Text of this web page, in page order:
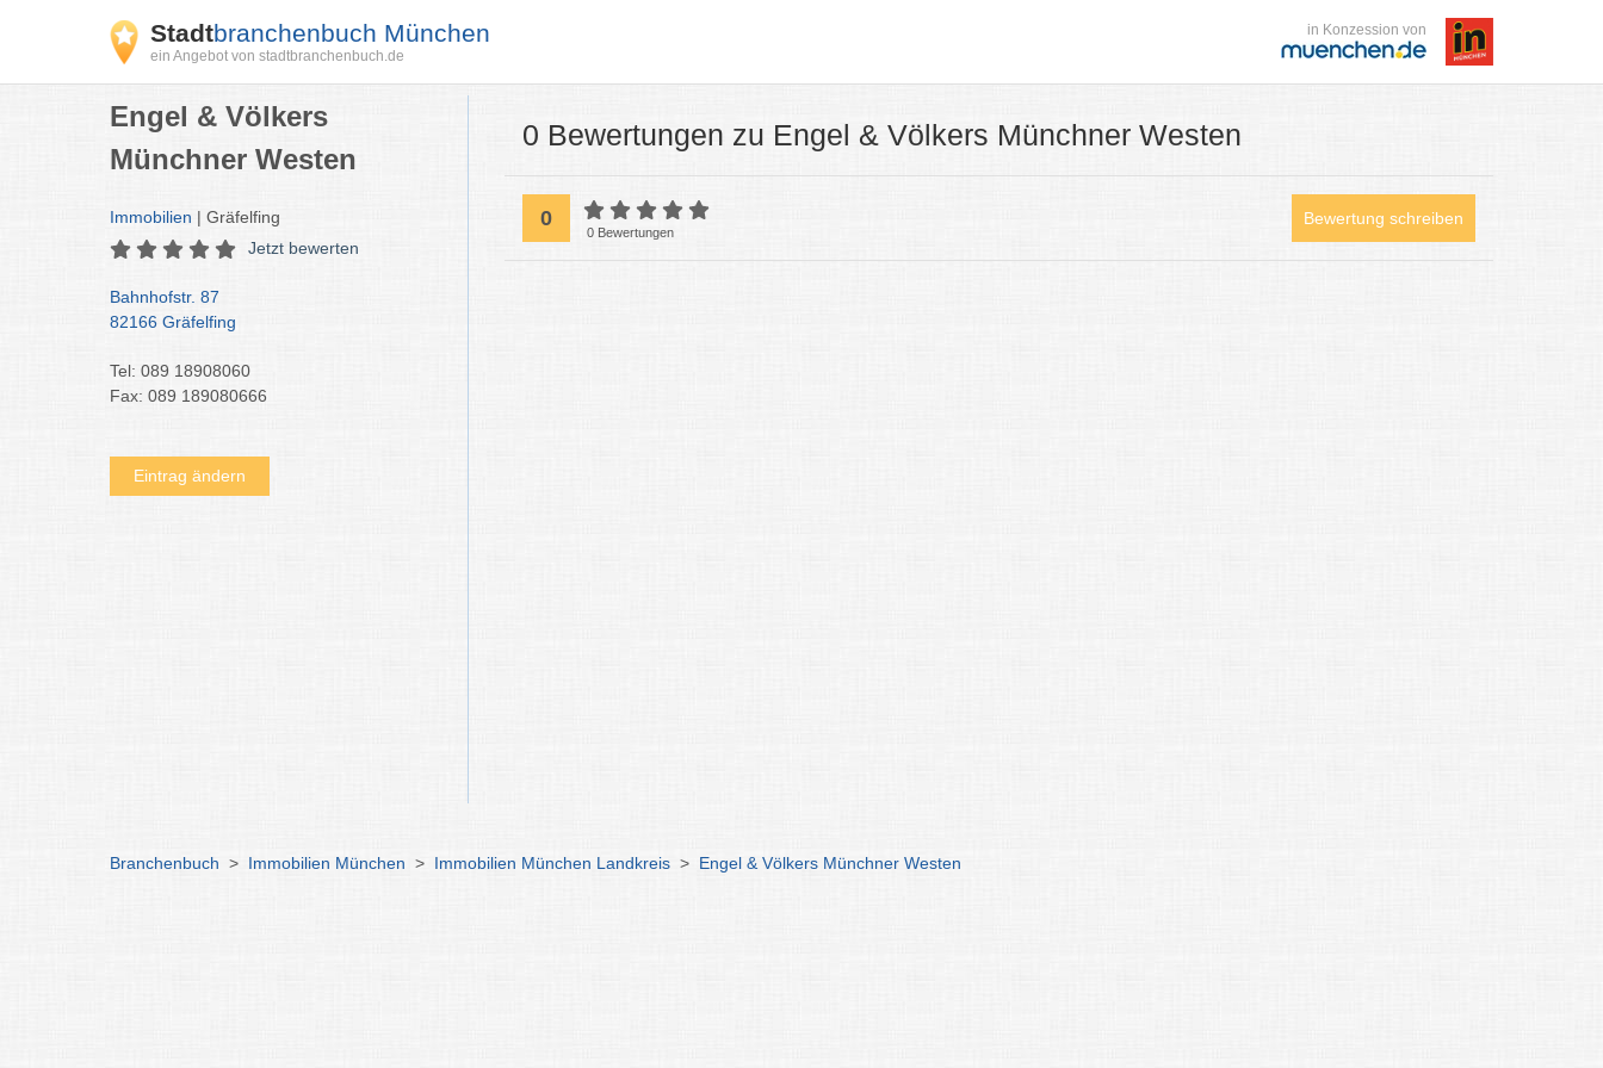
Stadtbranchenbuch München
ein Angebot von stadtbranchenbuch.de
in Konzession von
Engel & Völkers
Münchner Westen
Immobilien | Gräfelfing
Jetzt bewerten
Bahnhofstr. 87
82166 Gräfelfing
Tel: 089 18908060
Fax: 089 189080666
Eintrag ändern
0 Bewertungen zu Engel & Völkers Münchner Westen
0
0 Bewertungen
Bewertung schreiben
Branchenbuch > Immobilien München > Immobilien München Landkreis > Engel & Völkers Münchner Westen